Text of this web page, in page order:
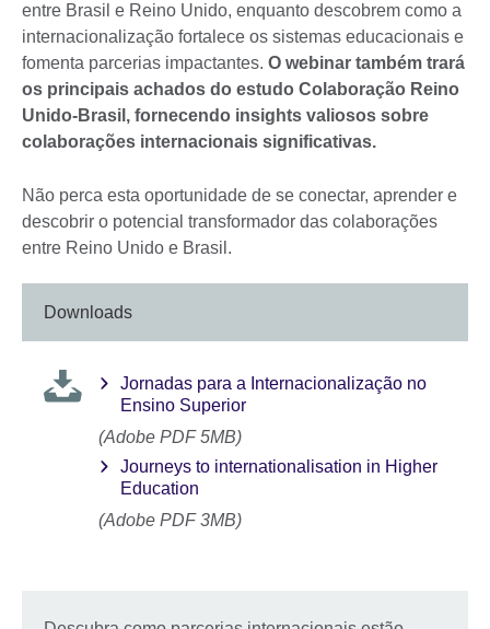
entre Brasil e Reino Unido, enquanto descobrem como a
internacionalização fortalece os sistemas educacionais e
fomenta parcerias impactantes. O webinar também trará
os principais achados do estudo Colaboração Reino
Unido-Brasil, fornecendo insights valiosos sobre
colaborações internacionais significativas.
Não perca esta oportunidade de se conectar, aprender e
descobrir o potencial transformador das colaborações
entre Reino Unido e Brasil.
Downloads
Jornadas para a Internacionalização no
Ensino Superior
(Adobe PDF 5MB)
Journeys to internationalisation in Higher
Education
(Adobe PDF 3MB)